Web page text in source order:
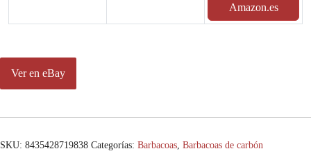
i
g
i
n
a
l
Amazon.es
Ver en eBay
SKU: 8435428719838 Categorías: Barbacoas, Barbacoas de carbón